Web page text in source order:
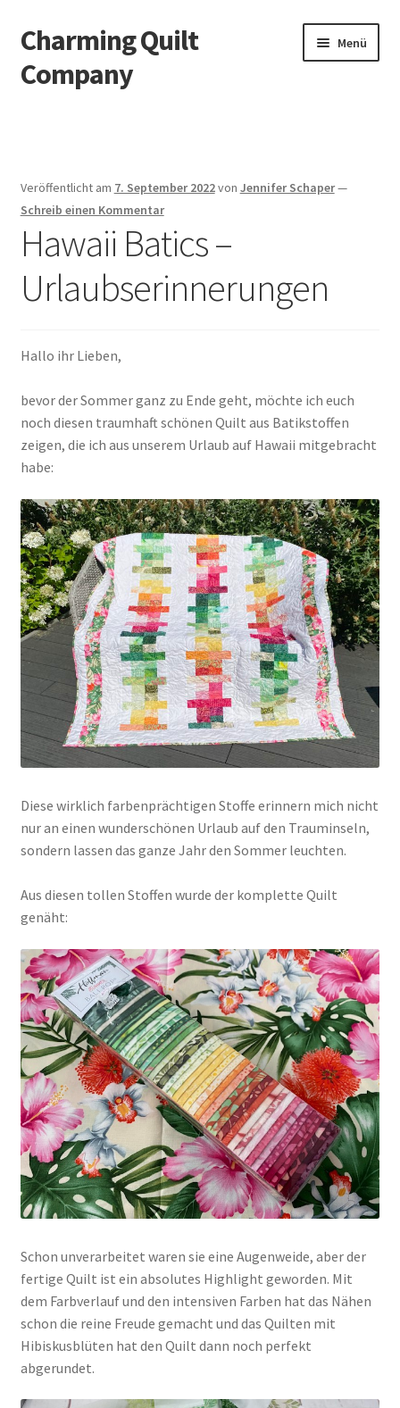
Zur
Navigation
springen
Zum
Inhalt
springen
Charming Quilt
Company
Menü
Blog
Datenschutzbelehrung
Datenschutzerklärung
Impressum
Impressum
Kasse
Shop
Versandarten
Warenkorb
Widerrufsbelehrung
Zahlungsarten
Veröffentlicht am 7. September 2022von Jennifer Schaper—
Schreib einen Kommentar
Hawaii Batics –
Urlaubserinnerungen
Hallo ihr Lieben,
bevor der Sommer ganz zu Ende geht, möchte ich euch
noch diesen traumhaft schönen Quilt aus Batikstoffen
zeigen, die ich aus unserem Urlaub auf Hawaii mitgebracht
habe:
Diese wirklich farbenprächtigen Stoffe erinnern mich nicht
nur an einen wunderschönen Urlaub auf den Trauminseln,
sondern lassen das ganze Jahr den Sommer leuchten.
Aus diesen tollen Stoffen wurde der komplette Quilt
genäht:
Schon unverarbeitet waren sie eine Augenweide, aber der
fertige Quilt ist ein absolutes Highlight geworden. Mit
dem Farbverlauf und den intensiven Farben hat das Nähen
schon die reine Freude gemacht und das Quilten mit
Hibiskusblüten hat den Quilt dann noch perfekt
abgerundet.